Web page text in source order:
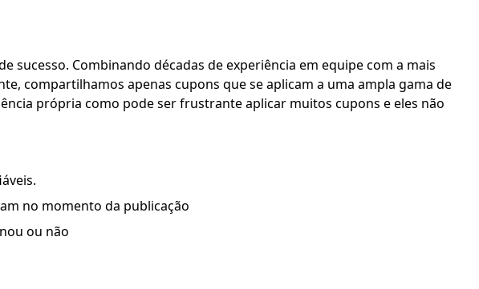
sucesso. Combinando décadas de experiência em equipe com a mais
compartilhamos apenas cupons que se aplicam a uma ampla gama de
própria como pode ser frustrante aplicar muitos cupons e eles não
no momento da publicação
ou não